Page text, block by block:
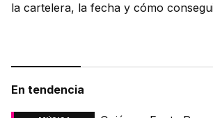
la cartelera, la fecha y cómo
En tendencia